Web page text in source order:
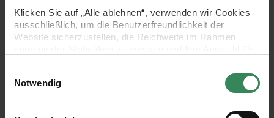
Klicken Sie auf „Alle ablehnen“, verwenden wir Cookies
ausschließlich, um die Benutzerfreundlichkeit der
Website sicherzustellen, die Reichweite im Rahmen
Ihre Einwilligung ist freiwillig und kann jederzeit über den
Link „Cookie-Einstellungen“ im Fußbereich der Seite
Notwendig
bezaubernden Motive benötigen. So macht Handarbeit
Spaß!
Material der Decke: 50% Baumwolle, 50% Polyester